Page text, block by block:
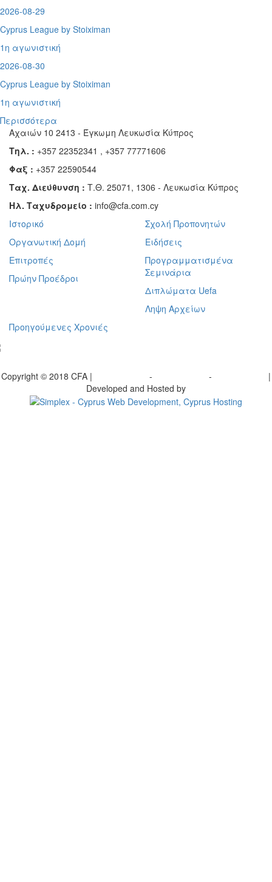
2026-08-29
Cyprus League by Stoiximan
1η αγωνιστική
2026-08-30
Cyprus League by Stoiximan
1η αγωνιστική
Περισσότερα
Αχαιών 10 2413 - Έγκωμη Λευκωσία Κύπρος
Τηλ. : +357 22352341 , +357 77771606
Φαξ : +357 22590544
Ταχ. Διεύθυνση : Τ.Θ. 25071, 1306 - Λευκωσία Κύπρος
Ηλ. Ταχυδρομείο : info@cfa.com.cy
Ιστορικό
Οργανωτική Δομή
Επιτροπές
Πρώην Προέδροι
Σχολή Προπονητών
Ειδήσεις
Προγραμματισμένα
Σεμινάρια
Διπλώματα Uefa
Ληψη Αρχείων
Προηγούμενες Χρονιές
Copyright © 2018 CFA | - -
|
Developed and Hosted by